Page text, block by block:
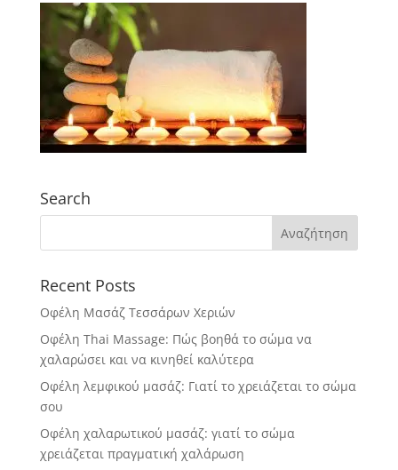
Search
Recent Posts
Οφέλη Μασάζ Τεσσάρων Χεριών
Οφέλη Thai Massage: Πώς βοηθά το σώμα να
χαλαρώσει και να κινηθεί καλύτερα
Οφέλη λεμφικού μασάζ: Γιατί το χρειάζεται το σώμα
σου
Οφέλη χαλαρωτικού μασάζ: γιατί το σώμα
χρειάζεται πραγματική χαλάρωση